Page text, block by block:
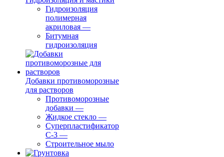
Гидроизоляция
полимерная
акриловая —
Битумная
гидроизоляция
Добавки противоморозные
для растворов
Противоморозные
добавки —
Жидкое стекло —
Суперпластификатор
С-3 —
Строительное мыло